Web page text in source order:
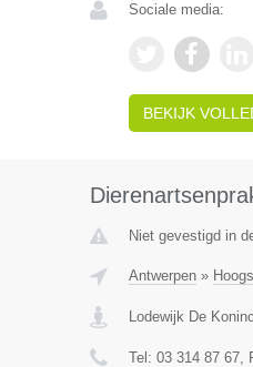
Sociale media:
BEKIJK
Niet gevestigd in
Antwerpen»
Lodewijk De
Tel: 03 314 87 67,